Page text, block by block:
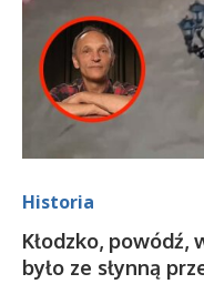
Historia
Kłodzko,
było ze słynną